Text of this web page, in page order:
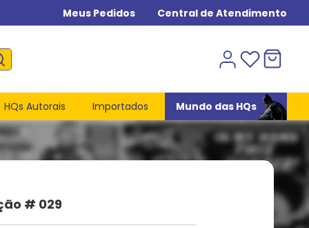
Meus Pedidos Central de Atendimento
HQs Autorais Importados Mundo das HQs
# 029